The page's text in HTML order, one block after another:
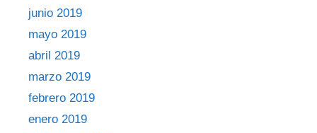
junio 2019
mayo 2019
abril 2019
marzo 2019
febrero 2019
enero 2019